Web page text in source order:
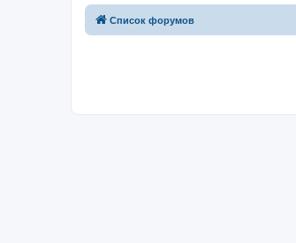
Список форумов